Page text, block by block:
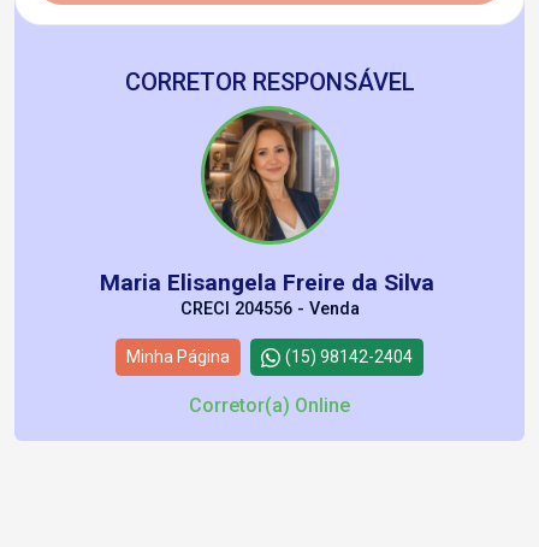
CORRETOR RESPONSÁVEL
Maria Elisangela Freire da Silva
CRECI 204556 - Venda
Minha Página (15) 98142-2404
Corretor(a) Online